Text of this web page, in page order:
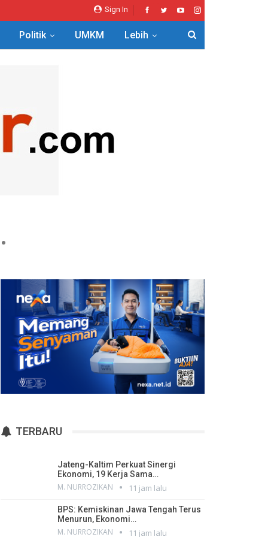
Sign In
Politik UMKM Lebih
TERBARU
Jateng-Kaltim Perkuat Sinergi
Ekonomi, 19 Kerja Sama…
M. NURROZIKAN 11 jam lalu
BPS: Kemiskinan Jawa Tengah Terus
Menurun, Ekonomi…
M. NURROZIKAN 11 jam lalu